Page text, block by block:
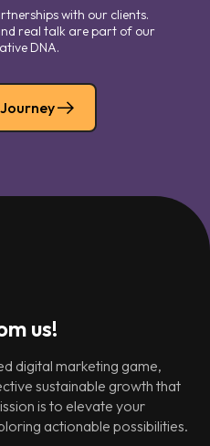
with our clients.
real talk are part of our
DNA.
us!
digital marketing game,
sustainable growth that
is to elevate your
actionable possibilities.